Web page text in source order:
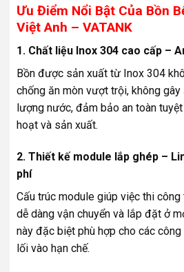
Ưu Điểm Nổi Bật Của Bồn
Việt Anh – VATANK
1. Chất liệu Inox 304 cao cấp –
Bồn được sản xuất từ Inox 304
chống ăn mòn vượt trội, không
lượng nước, đảm bảo an toàn
hoạt và sản xuất.
2. Thiết kế module lắp ghép –
phí
Cấu trúc module giúp việc thi công
dễ dàng vận chuyển và lắp đặt ở
này đặc biệt phù hợp cho các
lối vào hạn chế.